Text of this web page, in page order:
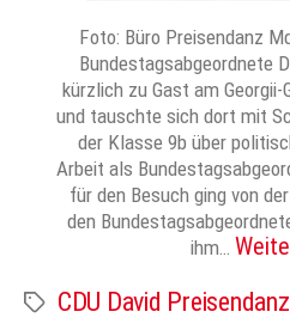
Foto: Büro Preisendanz
Bundestagsabgeordnete
kürzlich zu Gast am
und tauschte sich dort mit
der Klasse 9b über
Arbeit als
für den Besuch ging von
den
ihm…
Schlagwörter
CDU David